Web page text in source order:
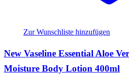
Zur Wunschliste hinzufügen
New Vaseline Essential Aloe
Moisture Body Lotion 400ml